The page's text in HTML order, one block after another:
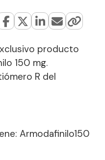
producto
150 mg.
R del
Armodafinilo150